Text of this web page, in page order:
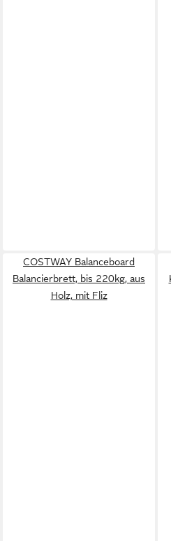
COSTWAY Balanceboard
Balancierbrett, bis 220kg, aus
Holz, mit Fliz